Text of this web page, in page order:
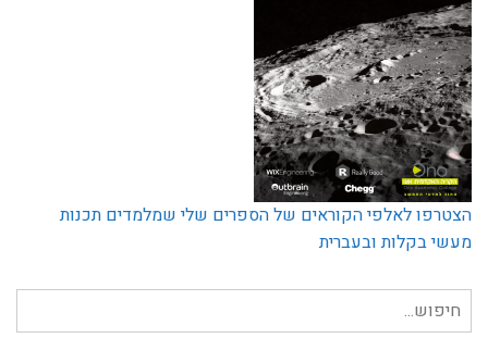
הצטרפו לאלפי הקוראים של הספרים שלי שמלמדים תכנות
מעשי בקלות ובעברית
חיפוש
עבור: